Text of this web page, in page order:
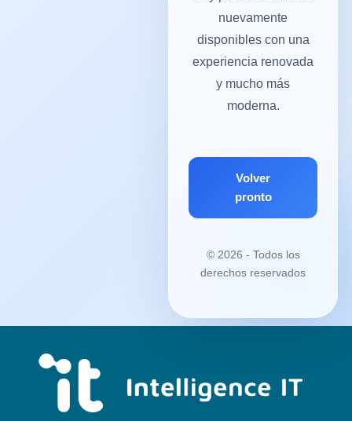
nuevamente
disponibles con una
experiencia renovada
y mucho más
moderna.
Volver
pronto
© 2026 - Todos los
derechos reservados